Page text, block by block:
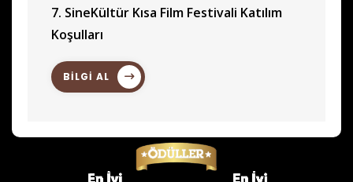
7. SineKültür Kısa Film Festivali Katılım
Koşulları
BİLGİ AL